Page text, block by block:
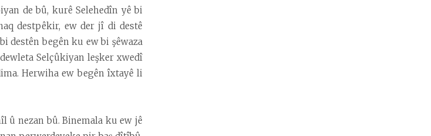
de bû, kurê Selehedîn yê bi
destpêkir, ew der jî di destê
destên begên ku ew bi şêwaza
Selçûkiyan leşker xwedî
Herwiha ew begên îxtayê li
û nezan bû. Binemala ku ew jê